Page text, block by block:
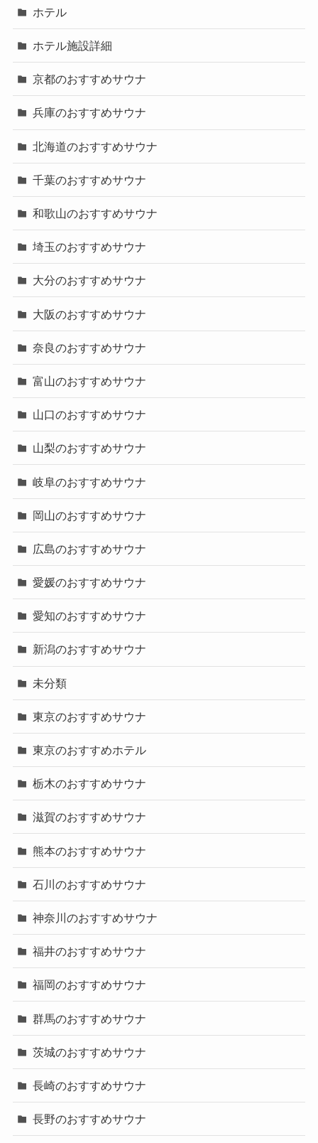
ホテル
ホテル施設詳細
京都のおすすめサウナ
兵庫のおすすめサウナ
北海道のおすすめサウナ
千葉のおすすめサウナ
和歌山のおすすめサウナ
埼玉のおすすめサウナ
大分のおすすめサウナ
大阪のおすすめサウナ
奈良のおすすめサウナ
富山のおすすめサウナ
山口のおすすめサウナ
山梨のおすすめサウナ
岐阜のおすすめサウナ
岡山のおすすめサウナ
広島のおすすめサウナ
愛媛のおすすめサウナ
愛知のおすすめサウナ
新潟のおすすめサウナ
未分類
東京のおすすめサウナ
東京のおすすめホテル
栃木のおすすめサウナ
滋賀のおすすめサウナ
熊本のおすすめサウナ
石川のおすすめサウナ
神奈川のおすすめサウナ
福井のおすすめサウナ
福岡のおすすめサウナ
群馬のおすすめサウナ
茨城のおすすめサウナ
長崎のおすすめサウナ
長野のおすすめサウナ